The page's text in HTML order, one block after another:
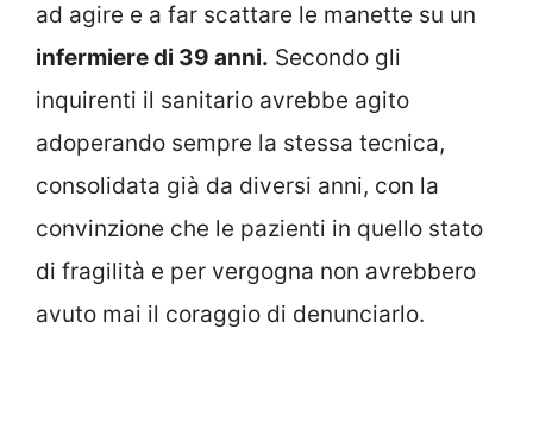
ad agire e a far scattare le manette su un
infermiere di 39 anni. Secondo gli
inquirenti il sanitario avrebbe agito
adoperando sempre la stessa tecnica,
consolidata già da diversi anni, con la
convinzione che le pazienti in quello stato
di fragilità e per vergogna non avrebbero
avuto mai il coraggio di denunciarlo.